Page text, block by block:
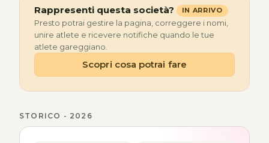
Rappresenti questa società? IN ARRIVO
Presto potrai gestire la pagina, correggere i nomi,
unire atlete e ricevere notifiche quando le tue
atlete gareggiano.
Scopri cosa potrai fare
STORICO - 2026